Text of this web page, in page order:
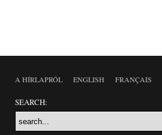
A HÍRLAPRÓL ENGLISH FRANÇAIS
SEARCH: